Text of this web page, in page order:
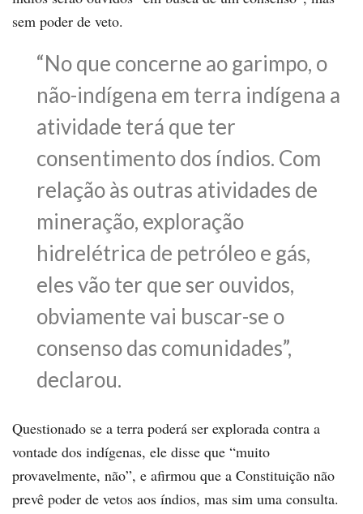
sem poder de veto.
“No que concerne ao garimpo, o
não-indígena em terra indígena a
atividade terá que ter
consentimento dos índios. Com
relação às outras atividades de
mineração, exploração
hidrelétrica de petróleo e gás,
eles vão ter que ser ouvidos,
obviamente vai buscar-se o
consenso das comunidades”,
declarou.
Questionado se a terra poderá ser explorada contra a
vontade dos indígenas, ele disse que “muito
provavelmente, não”, e afirmou que a Constituição não
prevê poder de vetos aos índios, mas sim uma consulta.